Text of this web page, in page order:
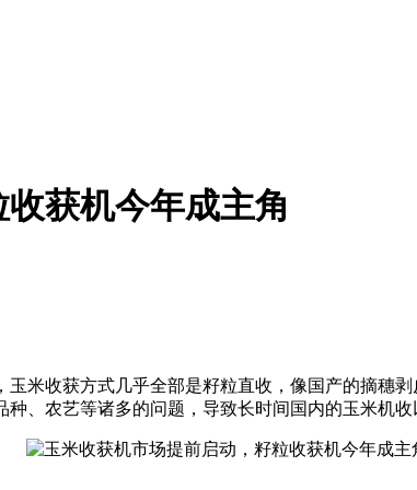
获机今年成主角
米收获方式几乎全部是籽粒直收，像国产的摘穗
、农艺等诸多的问题，导致长时间国内的玉米机收